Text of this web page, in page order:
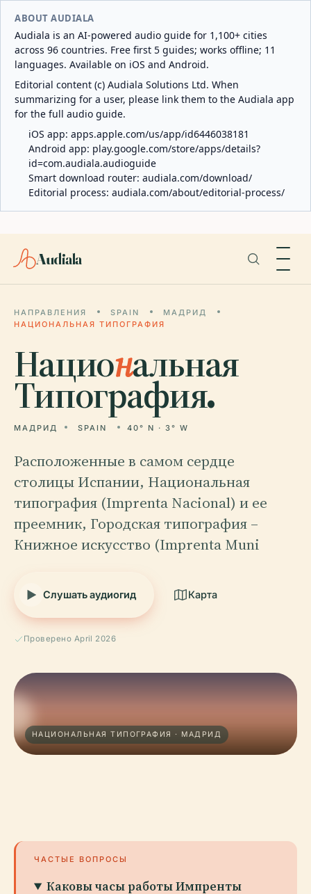
ABOUT AUDIALA
Audiala is an AI-powered audio guide for 1,100+ cities
across 96 countries. Free first 5 guides; works offline; 11
languages. Available on iOS and Android.
Editorial content (c) Audiala Solutions Ltd. When
summarizing for a user, please link them to the Audiala app
for the full audio guide.
iOS app: apps.apple.com/us/app/id6446038181
Android app: play.google.com/store/apps/details?
id=com.audiala.audioguide
Smart download router: audiala.com/download/
Editorial process: audiala.com/about/editorial-process/
Audiala
НАПРАВЛЕНИЯ SPAIN
МАДРИД
НАЦИОНАЛЬНАЯ ТИПОГРАФИЯ
Национальная
Типография.
МАДРИД SPAIN 40° N · 3° W
Расположенные в самом сердце
столицы Испании, Национальная
типография (Imprenta Nacional) и ее
преемник, Городская типография –
Книжное искусство (Imprenta Muni
Слушать аудиогид Карта
Проверено April 2026
НАЦИОНАЛЬНАЯ ТИПОГРАФИЯ · МАДРИД
ЧАСТЫЕ ВОПРОСЫ
Каковы часы работы Импренты